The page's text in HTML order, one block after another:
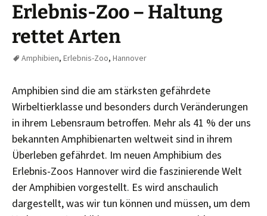
Erlebnis-Zoo – Haltung
rettet Arten
Amphibien, Erlebnis-Zoo, Hannover
Amphibien sind die am stärksten gefährdete
Wirbeltierklasse und besonders durch Veränderungen
in ihrem Lebensraum betroffen. Mehr als 41 % der uns
bekannten Amphibienarten weltweit sind in ihrem
Überleben gefährdet. Im neuen Amphibium des
Erlebnis-Zoos Hannover wird die faszinierende Welt
der Amphibien vorgestellt. Es wird anschaulich
dargestellt, was wir tun können und müssen, um dem